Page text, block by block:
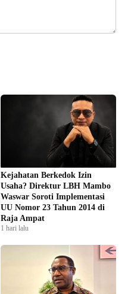
Kejahatan Berkedok Izin
Usaha? Direktur LBH Mambo
Waswar Soroti Implementasi
UU Nomor 23 Tahun 2014 di
Raja Ampat
1 hari lalu